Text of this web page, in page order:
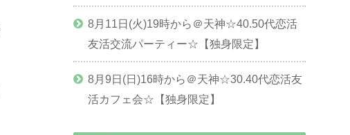
8月11日(火)19時から＠天神☆40.50代恋活
友活交流パーティー☆【独身限定】
8月9日(日)16時から＠天神☆30.40代恋活友
活カフェ会☆【独身限定】